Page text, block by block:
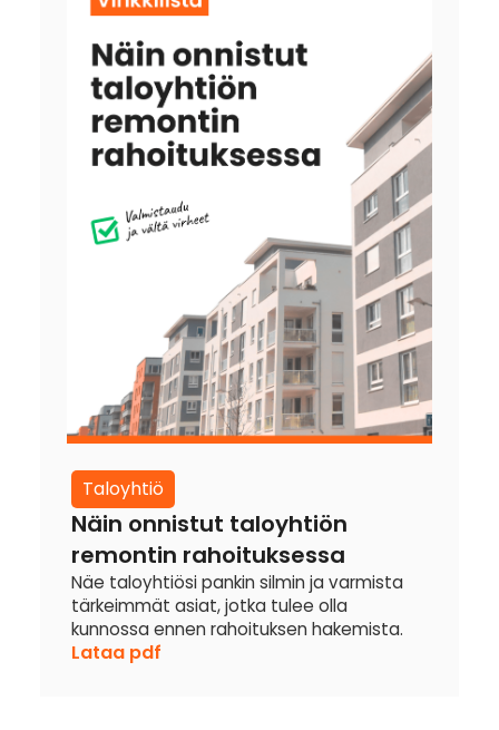
Taloyhtiö
Näin onnistut taloyhtiön
remontin rahoituksessa
Näe taloyhtiösi pankin silmin ja varmista
tärkeimmät asiat, jotka tulee olla
kunnossa ennen rahoituksen hakemista.
Lataa pdf